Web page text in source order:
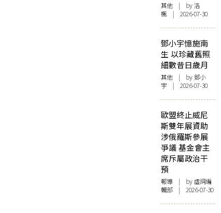
其他 | by洛
楓 | 2026-07-30
鄧小宇憶施南
生 以珍藏舊照
細數昔日歲月
其他 | by 鄧小
宇 | 2026-07-30
歐盟終止威尼
斯雙年展資助
涉俄羅斯參展
爭議 基金會主
席斥屬政治干
預
報導 | by 虛詞編
輯部 | 2026-07-30